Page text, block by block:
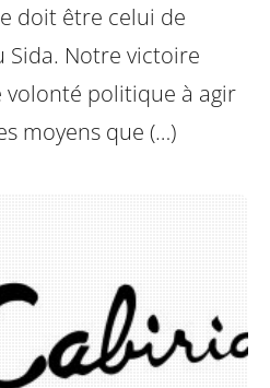
doit être celui de
Sida. Notre victoire
politique à agir
moyens que (…)